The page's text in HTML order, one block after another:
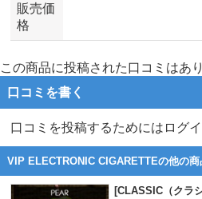
販売価
格
この商品に投稿された口コミはあ
口コミを書く
口コミを投稿するためにはログイ
VIP ELECTRONIC CIGARETTEの他の商
[CLASSIC（クラ